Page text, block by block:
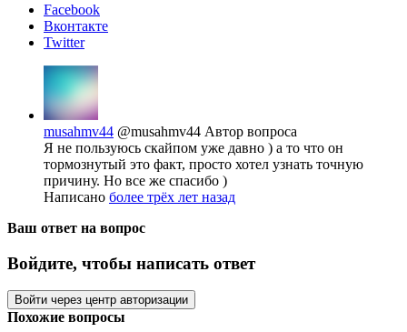
Facebook
Вконтакте
Twitter
musahmv44 @musahmv44 Автор вопроса
Я не пользуюсь скайпом уже давно ) а то что он
тормознутый это факт, просто хотел узнать точную
причину. Но все же спасибо )
Написано более трёх лет назад
Ваш ответ на вопрос
Войдите, чтобы написать ответ
Войти через центр авторизации
Похожие вопросы